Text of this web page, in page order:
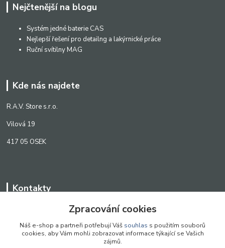
Nejčtenější na blogu
Systém jedné baterie CAS
Nejlepší řešení pro detailng a lakýrnické práce
Ruční svítilny MAG
Kde nás najdete
R.A.V. Store s.r.o.
Vilová 19
417 05 OSEK
Kontakty
+420 776 242 909
Zpracování cookies
Náš e-shop a partneři potřebují Váš souhlas s použitím souborů
cookies, aby Vám mohli zobrazovat informace týkající se Vašich
zájmů.